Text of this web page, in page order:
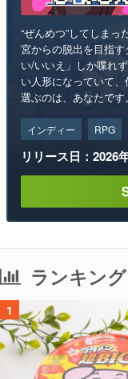
“ぜんめつ”してしま
宮からの脱出を目指
い/いいえ」しか喋れ
い人形になっていて
選ぶのは、あなたです。
インディー RPG
リリース日：2026
ランキング
1